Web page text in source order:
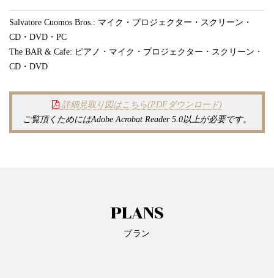
Salvatore Cuomos Bros.: マイク・プロジェクター・スクリーン・
CD・DVD・PC
The BAR & Cafe: ピアノ・マイク・プロジェクター・スクリーン・
CD・DVD
詳細見取り図はこちら(PDFダウンロード)
ご覧頂くためにはAdobe Acrobat Reader 5.0以上が必要です。
PLANS
プラン